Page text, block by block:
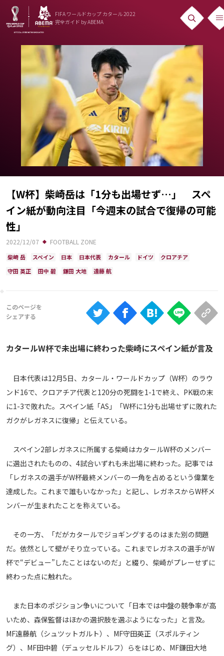
FIFA ワールドカップ カタール 2022
完全ガイド by ABEMA
ニュース
News
出場国
Teams
日本代表
Team Japan
日程・結果
Schedule
ランキング
大会について
About
視聴方法
Web
メディアアライアンス
【W杯】柴崎岳は「1分も出場せず…」 スペ
イン紙が動向注目「今週末の試合で復帰の可能
性」
2022/12/07 FOOTBALL ZONE
柴崎 岳 スペイン 日本 日本代表 カタール ドイツ
クロアチア
守田 英正
田中 碧 鎌田 大地 遠藤 航
カタールW杯で未出場に終わった柴崎にスペイン紙が言及
日本代表は12月5日、カタール・ワールドカップ（W杯）のラウ
ンド16で、クロアチア代表と120分の死闘を1-1で終え、PK戦の末
に1-3で敗れた。スペイン紙「AS」「W杯に1分も出場せずに敗れた
ガクがレガネスに復帰」と伝えている。
スペイン2部レガネスに所属する柴崎はカタールW杯のメンバー
に選出されたものの、4試合いずれも未出場に終わった。記事では
「レガネスの選手がW杯最終メンバーの一角を占めるという偉業を
達成した。これまで誰もいなかった」と記し、レガネスからW杯メ
ンバーが生まれたことを称えている。
その一方、「だがカタールでジョギングするのはまた別の問題
だ。依然として壁がそり立っている。これまでレガネスの選手がW
杯で“デビュー”したことはないのだ」と綴り、柴崎がプレーせずに
終わった点に触れた。
また日本のポジション争いについて「日本では中盤の競争率が高
いため、森保監督はほかの選択肢を選ぶようになった」と言及。
MF遠藤航（シュツットガルト）、MF守田英正（スポルティン
グ）、MF田中碧（デュッセルドルフ）らをはじめ、MF鎌田大地